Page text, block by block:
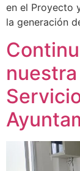
en el Proyecto
la generación